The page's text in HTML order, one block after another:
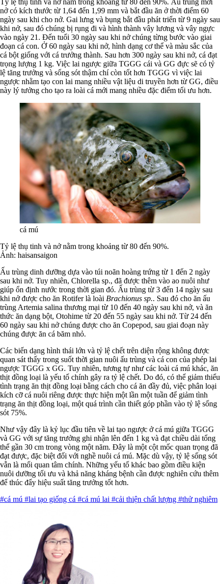
nở có kích thước từ 1,64 đến 1,99 mm và bắt đầu ăn ở thời điểm 60
ngày sau khi cho nở. Gai lưng và bụng bắt đầu phát triển từ 9 ngày sau
khi nở, sau đó chúng bị rụng đi và hình thành vây lương và vây ngực
vào ngày 21. Đến tuổi 30 ngày sau khi nở chúng từng bước vào giai
đoạn cá con. Ở 60 ngày sau khi nở, hình dạng cơ thể và màu sắc của
cá bột giống với cá trưởng thành. Sau hơn 300 ngày sau khi nở, cá đạt
trọng lượng 1 kg. Việc lai ngược giữa TGGG cái và GG đực ​​​​sẽ có tỷ
lệ tăng trưởng và sống sót thậm chí còn tốt hơn TGGG vì việc lai
ngược nhằm tạo con lai mang nhiều vật liệu di truyền hơn từ GG, điều
này lý tưởng cho tạo ra loài cá mới mang nhiều đặc điểm tối ưu hơn.
cá mú
Tỷ lệ thụ tinh và nở nằm trong khoảng từ 80 đến 90%.
Ảnh: haisansaigon
Ấu trùng dinh dưỡng dựa vào túi noãn hoàng trứng từ 1 đến 2 ngày
sau khi nở. Tuy nhiên, Chlorella sp., đã được thêm vào ao nuôi như
giúp ổn định nước trong thời gian đó. Ấu trùng từ 3 đến 14 ngày sau
khi nở được cho ăn Rotifer là loài Brachionus sp.. Sau đó cho ăn ấu
trùng Artemia salina thương mại từ 10 đến 40 ngày sau khi nở, và ăn
thức ăn dạng bột, Otohime từ 20 đến 55 ngày sau khi nở. Từ 24 đến
60 ngày sau khi nở chúng được cho ăn Copepod, sau giai đoạn này
chúng được ăn cá băm nhỏ.
Các biến dạng hình thái lớn và tỷ lệ chết trên diện rộng không được
quan sát thấy trong suốt thời gian nuôi ấu trùng và cá con của phép lai
ngược TGGG x GG. Tuy nhiên, tương tự như các loài cá mú khác, ăn
thịt đồng loại là yếu tố chính gây ra tỷ lệ chết. Do đó, có thể giảm thiểu
tình trạng ăn thịt đồng loại bằng cách cho cá ăn đầy đủ, việc phân loại
kích cỡ cá nuôi riêng được thực hiện một lần một tuần để giảm tình
trạng ăn thịt đồng loại, một quá trình cần thiết góp phần vào tỷ lệ sống
sót 75%.
Như vậy đây là kỷ lục đầu tiên về lai tạo ngược ở cá mú giữa TGGG
và GG với sự tăng trưởng ghi nhận lên đến 1 kg và đạt chiều dài tổng
thể gần 30 cm trong vòng một năm. Đây là một cột mốc quan trọng đã
đạt được, đặc biệt đối với nghề nuôi cá mú. Mặc dù vậy, tỷ lệ sống sót
vẫn là mối quan tâm chính. Những yếu tố khác bao gồm điều kiện
nuôi dưỡng tối ưu và khả năng kháng bệnh cần được nghiên cứu thêm
để thúc đẩy hiệu suất tăng trưởng tốt hơn.
#cá mú #lai tạo giống cá #cá mú lai #cải thiện chất lượng #thử nghiêm